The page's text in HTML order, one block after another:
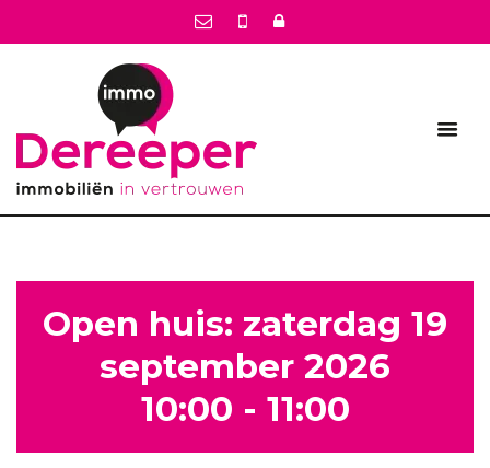
Open huis: zaterdag 19
september 2026
10:00 - 11:00